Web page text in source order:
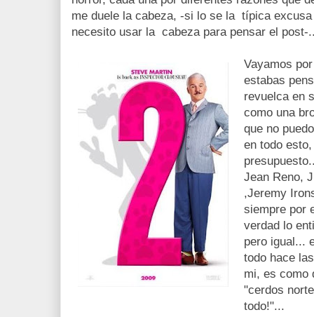
me duele la cabeza, -si lo se la típica
necesito usar la cabeza para pensar el post-
Vayamos
estabas
revuelca en
como una
que no
en todo
Jean Reno,
,Jeremy
siempre por
verdad lo
pero igual...
todo hace
mi, es como
"cerdos
todo!"...